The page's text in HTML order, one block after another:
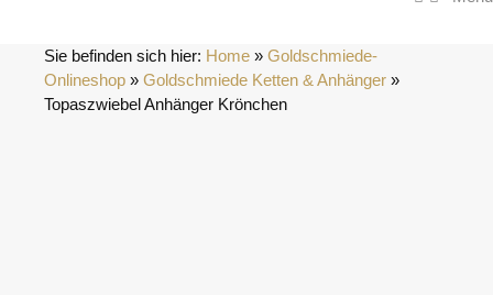
Sie befinden sich hier: Home » Goldschmiede-
Onlineshop » Goldschmiede Ketten & Anhänger »
Topaszwiebel Anhänger Krönchen